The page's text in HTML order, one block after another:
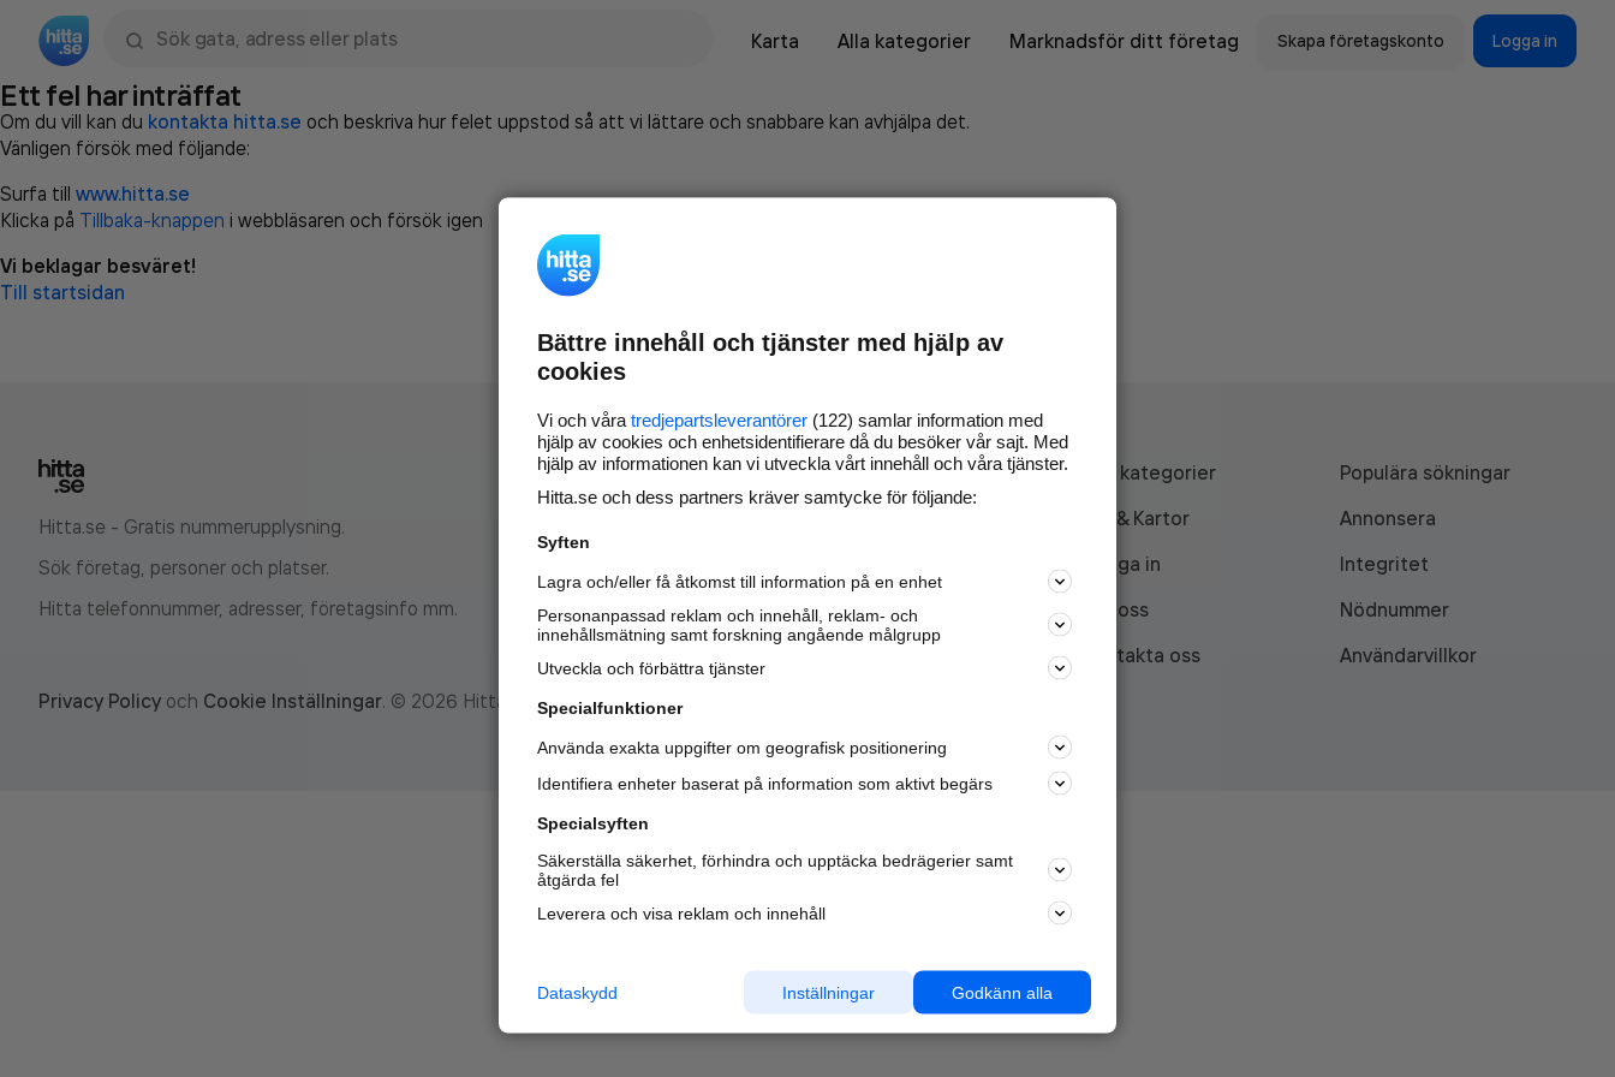
Karta
Alla kategorier Marknadsför ditt företag Skapa företagskonto Logga in
Ett fel har inträffat
Om du vill kan du kontakta hitta.se och beskriva hur felet uppstod så att vi lättare och snabbare kan avhjälpa det.
Vänligen försök med följande:
Surfa till www.hitta.se
Klicka på Tillbaka-knappen i webbläsaren och försök igen
Vi beklagar besväret!
Till startsidan
Hitta.se - Gratis nummerupplysning.
Sök företag, personer och platser.
Hitta telefonnummer, adresser, företagsinfo mm.
Marknadsför företaget på
nya kunder och
samarbetspartners nära dig.
Läs mer här
Alla kategorier
Populära sökningar
API & Kartor
Annonsera
Logga in
Integritet
Om oss
Nödnummer
Kontakta oss
Användarvillkor
Privacy Policy och Cookie Inställningar. © 2026 Hitta.se
Bättre innehåll och tjänster med hjälp av
cookies
Vi och våra tredjepartsleverantörer (122) samlar information med
hjälp av cookies och enhetsidentifierare då du besöker vår sajt. Med
hjälp av informationen kan vi utveckla vårt innehåll och våra tjänster.
Hitta.se och dess partners kräver samtycke för följande:
Syften
Lagra och/eller få åtkomst till information på en enhet
Personanpassad reklam och innehåll, reklam- och
innehållsmätning samt forskning angående målgrupp
Utveckla och förbättra tjänster
Specialfunktioner
Använda exakta uppgifter om geografisk positionering
Identifiera enheter baserat på information som aktivt begärs
Specialsyften
Säkerställa säkerhet, förhindra och upptäcka bedrägerier samt
åtgärda fel
Leverera och visa reklam och innehåll
Godkänn alla
Inställningar
Dataskydd